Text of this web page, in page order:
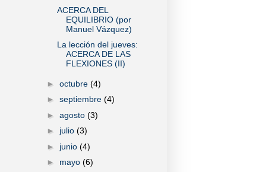
ACERCA DEL
EQUILIBRIO (por
Manuel Vázquez)
La lección del jueves:
ACERCA DE LAS
FLEXIONES (II)
► octubre (4)
► septiembre (4)
► agosto (3)
► julio (3)
► junio (4)
► mayo (6)